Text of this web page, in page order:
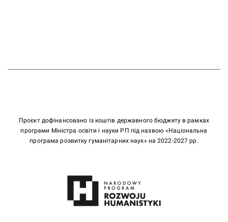
Проєкт дофінансовано із коштів державного бюджету в рамках
програми Міністра освіти і науки РП під назвою «Національна
програма розвитку гуманітарних наук» на 2022-2027 рр.